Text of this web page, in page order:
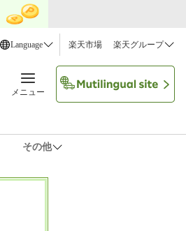
Language 楽天市場 楽天グループ
メニュー
その他